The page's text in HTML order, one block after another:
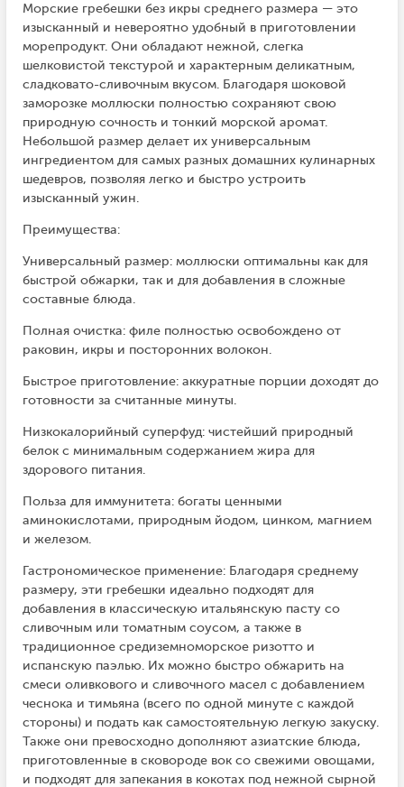
Морские гребешки без икры среднего размера — это
изысканный и невероятно удобный в приготовлении
морепродукт. Они обладают нежной, слегка
шелковистой текстурой и характерным деликатным,
сладковато-сливочным вкусом. Благодаря шоковой
заморозке моллюски полностью сохраняют свою
природную сочность и тонкий морской аромат.
Небольшой размер делает их универсальным
ингредиентом для самых разных домашних кулинарных
шедевров, позволяя легко и быстро устроить
изысканный ужин.
Преимущества:
Универсальный размер: моллюски оптимальны как для
быстрой обжарки, так и для добавления в сложные
составные блюда.
Полная очистка: филе полностью освобождено от
раковин, икры и посторонних волокон.
Быстрое приготовление: аккуратные порции доходят до
готовности за считанные минуты.
Низкокалорийный суперфуд: чистейший природный
белок с минимальным содержанием жира для
здорового питания.
Польза для иммунитета: богаты ценными
аминокислотами, природным йодом, цинком, магнием
и железом.
Гастрономическое применение: Благодаря среднему
размеру, эти гребешки идеально подходят для
добавления в классическую итальянскую пасту со
сливочным или томатным соусом, а также в
традиционное средиземноморское ризотто и
испанскую паэлью. Их можно быстро обжарить на
смеси оливкового и сливочного масел с добавлением
чеснока и тимьяна (всего по одной минуте с каждой
стороны) и подать как самостоятельную легкую закуску.
Также они превосходно дополняют азиатские блюда,
приготовленные в сковороде вок со свежими овощами,
и подходят для запекания в кокотах под нежной сырной